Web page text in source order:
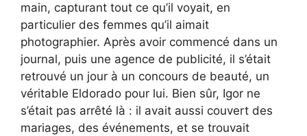
main, capturant tout ce qu’il voyait, en
particulier des femmes qu’il aimait
photographier. Après avoir commencé dans un
journal, puis une agence de publicité, il s’était
retrouvé un jour à un concours de beauté, un
véritable Eldorado pour lui. Bien sûr, Igor ne
s’était pas arrêté là : il avait aussi couvert des
mariages, des événements, et se trouvait